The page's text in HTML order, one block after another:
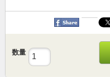
数量